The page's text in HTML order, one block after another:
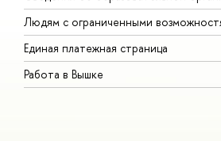
Людям с ограниченными
Единая платежная страница
Работа в Вышке